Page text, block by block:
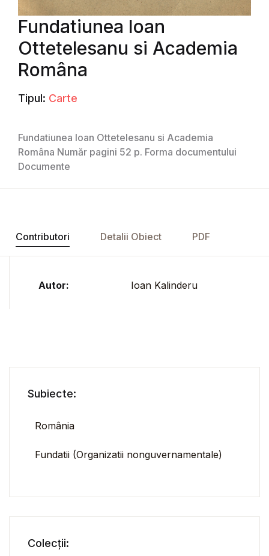
Fundatiunea Ioan
Ottetelesanu si Academia
Româna
Tipul: Carte
Fundatiunea Ioan Ottetelesanu si Academia
Româna Număr pagini 52 p. Forma documentului
Documente
Contributori Detalii Obiect PDF
Autor: Ioan Kalinderu
Subiecte:
România
Fundatii (Organizatii nonguvernamentale)
Colecții: